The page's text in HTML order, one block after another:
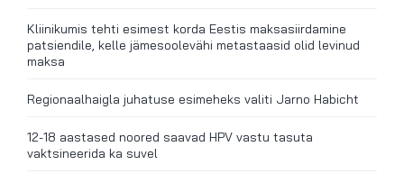
Kliinikumis tehti esimest korda Eestis maksasiirdamine
patsiendile, kelle jämesoolevähi metastaasid olid levinud
maksa
Regionaalhaigla juhatuse esimeheks valiti Jarno Habicht
12-18 aastased noored saavad HPV vastu tasuta
vaktsineerida ka suvel